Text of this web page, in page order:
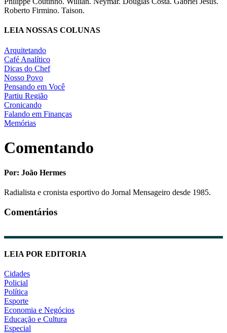
Roberto Firmino. Taison.
LEIA NOSSAS COLUNAS
Arquitetando
Café Analítico
Dicas do Chef
Nosso Povo
Pensando em Você
Partiu Região
Cronicando
Falando em Finanças
Memórias
Comentando
Por: João Hermes
Radialista e cronista esportivo do Jornal Mensageiro desde 1985.
Comentários
LEIA POR EDITORIA
Cidades
Policial
Política
Esporte
Economia e Negócios
Educação e Cultura
Especial